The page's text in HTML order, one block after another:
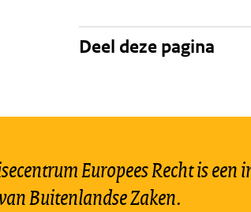
Deel deze pagina
Europees Recht is
Buitenlandse Zaken.